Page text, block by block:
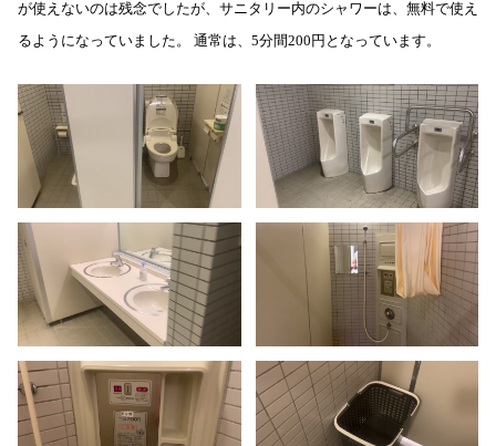
が使えないのは残念でしたが、サニタリー内のシャワーは、無料で使え
るようになっていました。 通常は、5分間200円となっています。